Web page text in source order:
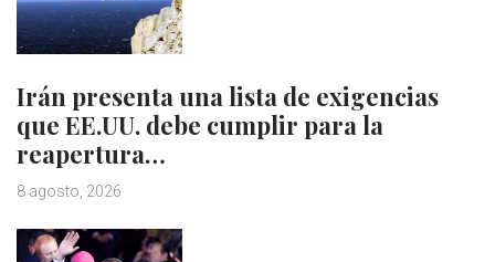
Irán presenta una lista de exigencias
que EE.UU. debe cumplir para la
reapertura…
8 agosto, 2026